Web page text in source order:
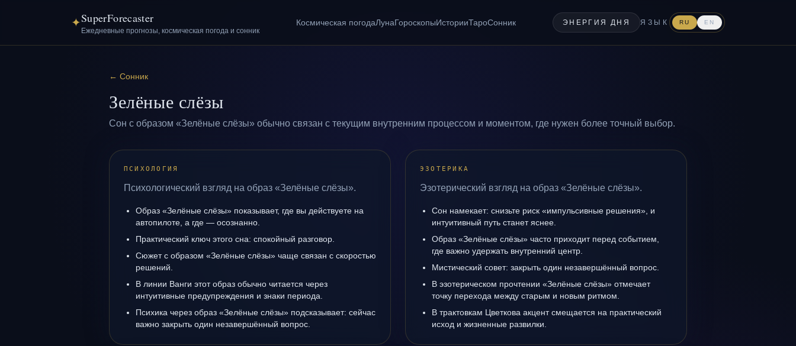
✦SuperForecaster
Ежедневные прогнозы, космическая погода и сонник
Космическая погодаЛунаГороскопыИсторииТароСонник ЭНЕРГИЯ ДНЯ ЯЗЫК RU EN
← Сонник
Зелёные слёзы
Сон с образом «Зелёные слёзы» обычно связан с текущим внутренним процессом и моментом, где нужен более точный выбор.
ПСИХОЛОГИЯ
Психологический взгляд на образ «Зелёные слёзы».
Образ «Зелёные слёзы» показывает, где вы действуете на
автопилоте, а где — осознанно.
Практический ключ этого сна: спокойный разговор.
Сюжет с образом «Зелёные слёзы» чаще связан с скоростью
решений.
В линии Ванги этот образ обычно читается через
интуитивные предупреждения и знаки периода.
Психика через образ «Зелёные слёзы» подсказывает: сейчас
важно закрыть один незавершённый вопрос.
ЭЗОТЕРИКА
Эзотерический взгляд на образ «Зелёные слёзы».
Сон намекает: снизьте риск «импульсивные решения», и
интуитивный путь станет яснее.
Образ «Зелёные слёзы» часто приходит перед событием,
где важно удержать внутренний центр.
Мистический совет: закрыть один незавершённый вопрос.
В эзотерическом прочтении «Зелёные слёзы» отмечает
точку перехода между старым и новым ритмом.
В трактовкам Цветкова акцент смещается на практический
исход и жизненные развилки.